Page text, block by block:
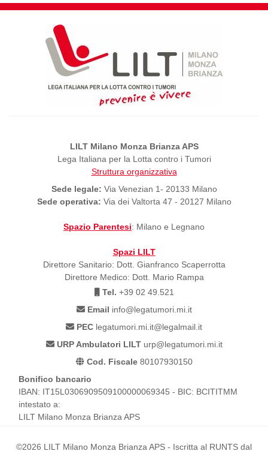
LILT Milano Monza Brianza APS
Lega Italiana per la Lotta contro i Tumori
Struttura organizzativa
Sede legale: Via Venezian 1- 20133 Milano
Sede operativa: Via dei Valtorta 47 - 20127 Milano
Spazio Parentesi: Milano e Legnano
Spazi LILT
Direttore Sanitario: Dott. Gianfranco Scaperrotta
Direttore Medico: Dott. Mario Rampa
Tel. +39 02 49.521
Email info@legatumori.mi.it
PEC legatumori.mi.it@legalmail.it
URP Ambulatori LILTurp@legatumori.mi.it
Cod. Fiscale80107930150
Bonifico bancario
IBAN: IT15L0306909509100000069345 - BIC: BCITITMM
intestato a:
LILT Milano Monza Brianza APS
©2026 LILT Milano Monza Brianza APS - Iscritta al RUNTS dal